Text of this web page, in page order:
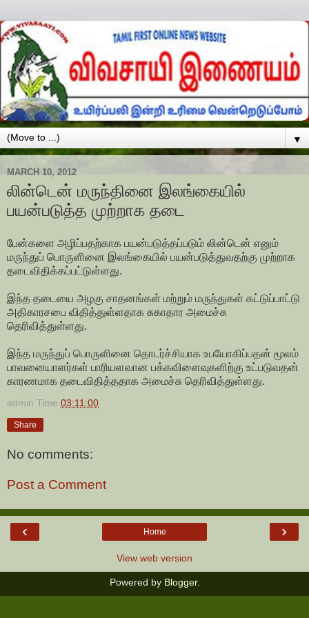
▼
MARCH 10, 2012
லின்டென் மருந்தினை இலங்கையில்
பயன்படுத்த முற்றாக தடை
பேன்களை அழிப்பதற்காக பயன்படுத்தப்படும் லின்டென் எனும்
மருந்துப் பொருளினை இலங்கையில் பயன்படுத்துவதற்கு முற்றாக
தடைவிதிக்கப்பட்டுள்ளது.
இந்த தடையை அழகு சாதனங்கள் மற்றும் மருந்துகள் கட்டுப்பாட்டு
அதிகாரசபை விதித்துள்ளதாக சுகாதார அமைச்சு
தெரிவித்துள்ளது.
இந்த மருந்துப் பொருளினை தொடர்ச்சியாக உபயோகிப்பதன் மூலம்
பாவனையாளர்கள் பாரியளவான பக்கவிளைவுகளிற்கு உட்படுவதன்
காரணமாக தடைவிதித்ததாக அமைச்சு தெரிவித்துள்ளது.
admin Time 03:11:00
Share
No comments:
Post a Comment
‹ ›
Home
View web version
Powered by Blogger.